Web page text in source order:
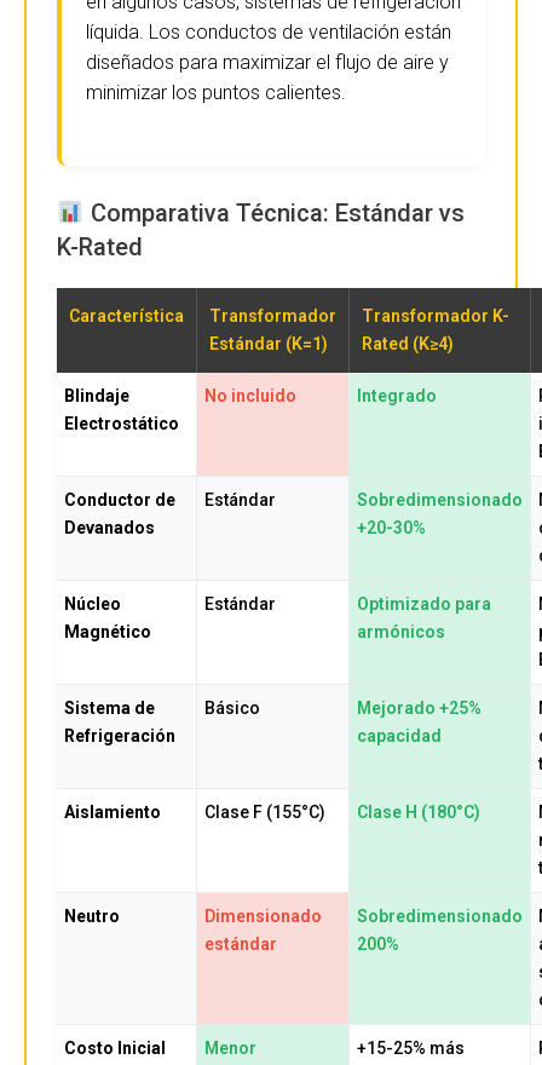
líquida. Los conductos de ventilación están
diseñados para maximizar el flujo de aire y
minimizar los puntos calientes.
Comparativa Técnica: Estándar vs
K-Rated
Característica
Transformador
Estándar (K=1)
Transformador K-
Rated (K≥4)
Blindaje
Electrostático
No incluido Integrado
Conductor de
Devanados
Estándar
Sobredimensionado
+20-30%
Núcleo
Magnético
Estándar
Optimizado para
armónicos
Sistema de
Refrigeración
Básico
Mejorado +25%
capacidad
Aislamiento Clase F (155°C) Clase H (180°C)
Neutro
Dimensionado
estándar
Sobredimensionado
200%
Costo Inicial Menor
+15-25% más